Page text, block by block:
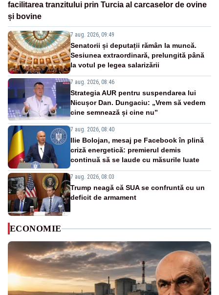
facilitarea tranzitului prin Turcia al carcaselor de ovine
și bovine
7 aug. 2026, 09:49
Senatorii și deputații rămân la muncă.
Sesiunea extraordinară, prelungită până
la votul pe legea salarizării
7 aug. 2026, 08:46
Strategia AUR pentru suspendarea lui
Nicușor Dan. Dungaciu: „Vrem să vedem
cine semnează și cine nu”
7 aug. 2026, 08:40
Ilie Bolojan, mesaj pe Facebook în plină
criză energetică: premierul demis
continuă să se laude cu măsurile luate
7 aug. 2026, 08:03
Trump neagă că SUA se confruntă cu un
deficit de armament
ECONOMIE